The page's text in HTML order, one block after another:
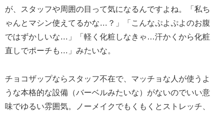
が、スタッフや周囲の目って気になるんですよね。「私ち
ゃんとマシン使えてるかな…？」「こんなぷよぷよのお腹
ではずかしいな…」「軽く化粧しなきゃ…汗かくから化粧
直しでポーチも…」みたいな。
チョコザップならスタッフ不在で、マッチョな人が使うよ
うな本格的な設備（バーベルみたいな）がないのでいい意
味でゆるい雰囲気。ノーメイクでもくもくとストレッチ、